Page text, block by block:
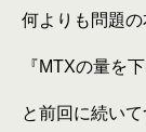
何よりも問題の
『MTXの量を
と前回に続い